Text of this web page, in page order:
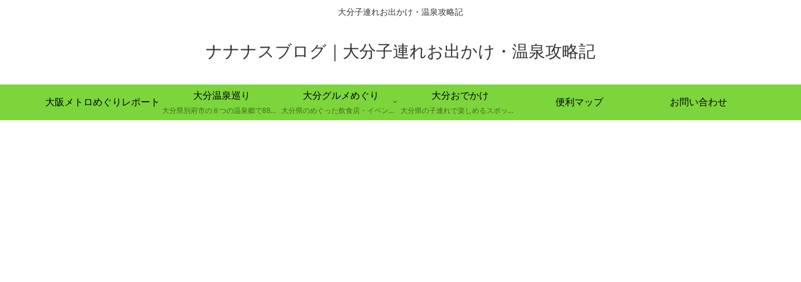
大分子連れお出かけ・温泉攻略記
ナナナスブログ｜大分子連れお出かけ・温泉攻略記
大阪メトロめぐりレポート
大分温泉巡り
大分県別府市の８つの温泉郷で88の温泉を巡る取り組み
大分グルメめぐり
大分県のめぐった飲食店・イベントのレポート
大分おでかけ
大分県の子連れで楽しめるスポットの紹介
便利マップ お問い合わせ